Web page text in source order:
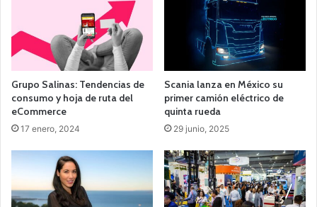
Grupo Salinas: Tendencias de
consumo y hoja de ruta del
eCommerce
17 enero, 2024
Scania lanza en México su
primer camión eléctrico de
quinta rueda
29 junio, 2025